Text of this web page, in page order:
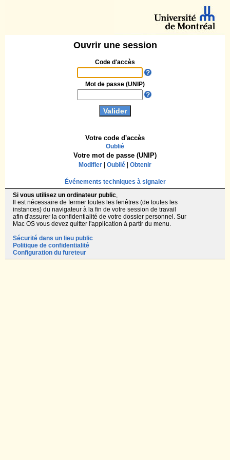
Ouvrir une session
Code d'accès
Votre code d'accès
Oublié
Mot de passe (UNIP)
Votre mot de passe (UNIP)
Modifier Oublié Obtenir
Événements techniques à signaler
Si vous utilisez un ordinateur public,
Il est nécessaire de fermer toutes les fenêtres (de toutes les
instances) du navigateur à la fin de votre session de travail
afin d'assurer la confidentialité de votre dossier personnel. Sur
Mac OS vous devez quitter l'application à partir du menu.
Sécurité dans un lieu public
Politique de confidentialité
Configuration du fureteur